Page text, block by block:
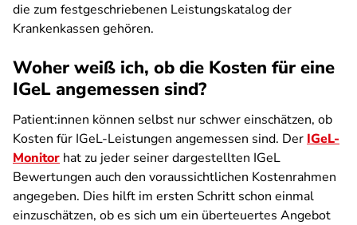
die zum festgeschriebenen Leistungskatalog der
Krankenkassen gehören.
Woher weiß ich, ob die Kosten für eine
IGeL angemessen sind?
Patient:innen können selbst nur schwer einschätzen, ob
Kosten für IGeL-Leistungen angemessen sind. Der IGeL-
Monitor hat zu jeder seiner dargestellten IGeL
Bewertungen auch den voraussichtlichen Kostenrahmen
angegeben. Dies hilft im ersten Schritt schon einmal
einzuschätzen, ob es sich um ein überteuertes Angebot